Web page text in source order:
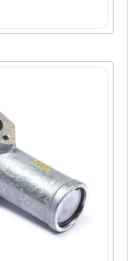
руб.
/
VALVE АРТ: